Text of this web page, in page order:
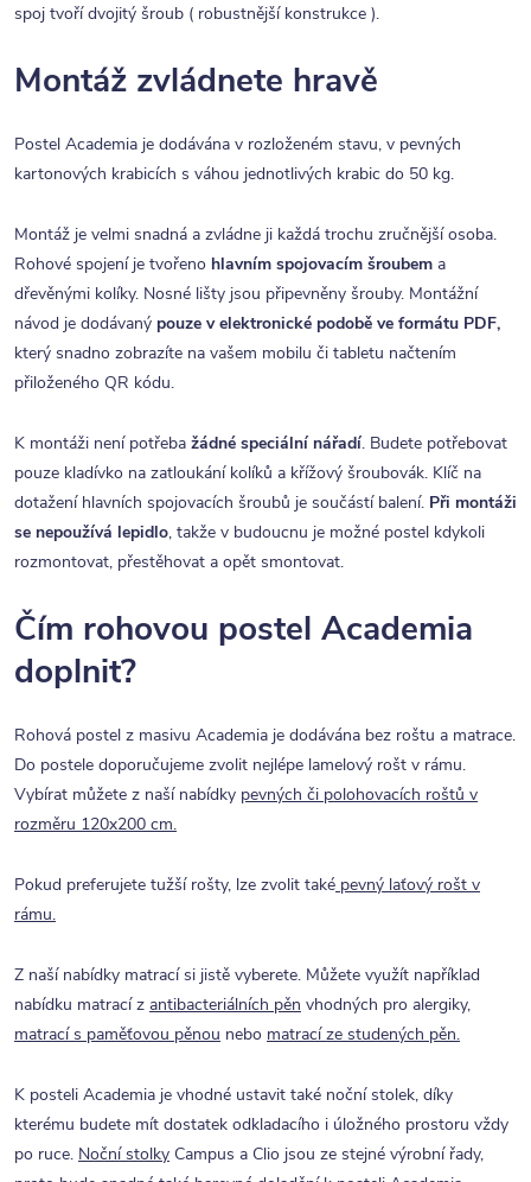
spoj tvoří dvojitý šroub ( robustnější konstrukce ).
Montáž zvládnete hravě
Postel Academia je dodávána v rozloženém stavu, v pevných
kartonových krabicích s váhou jednotlivých krabic do 50 kg.
Montáž je velmi snadná a zvládne ji každá trochu zručnější osoba.
Rohové spojení je tvořeno hlavním spojovacím šroubem a
dřevěnými kolíky. Nosné lišty jsou připevněny šrouby. Montážní
návod je dodávaný pouze v elektronické podobě ve formátu PDF,
který snadno zobrazíte na vašem mobilu či tabletu načtením
přiloženého QR kódu.
K montáži není potřeba žádné speciální nářadí. Budete potřebovat
pouze kladívko na zatloukání kolíků a křížový šroubovák. Klíč na
dotažení hlavních spojovacích šroubů je součástí balení. Při montáži
se nepoužívá lepidlo, takže v budoucnu je možné postel kdykoli
rozmontovat, přestěhovat a opět smontovat.
Čím rohovou postel Academia
doplnit?
Rohová postel z masivu Academia je dodávána bez roštu a matrace.
Do postele doporučujeme zvolit nejlépe lamelový rošt v rámu.
Vybírat můžete z naší nabídky pevných či polohovacích roštů v
rozměru 120x200 cm.
Pokud preferujete tužší rošty, lze zvolit také pevný laťový rošt v
rámu.
Z naší nabídky matrací si jistě vyberete. Můžete využít například
nabídku matrací z antibacteriálních pěn vhodných pro alergiky,
matrací s paměťovou pěnou nebo matrací ze studených pěn.
K posteli Academia je vhodné ustavit také noční stolek, díky
kterému budete mít dostatek odkladacího i úložného prostoru vždy
po ruce. Noční stolky Campus a Clio jsou ze stejné výrobní řady,